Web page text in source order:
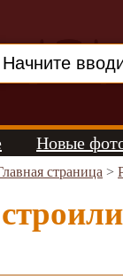
Новые
страница >